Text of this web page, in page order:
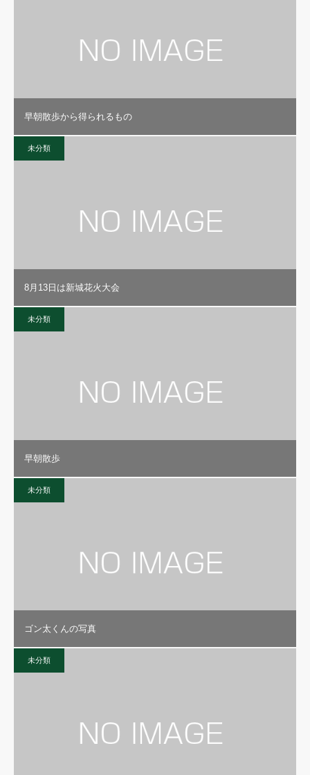
早朝散歩から得られるもの
未分類
8月13日は新城花火大会
未分類
早朝散歩
未分類
ゴン太くんの写真
未分類